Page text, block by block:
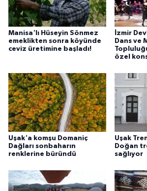
Manisa'lı Hüseyin Sönmez
emeklikten sonra köyünde
ceviz üretimine başladı!
İzmir
Dans ve
özel
Uşak'a komşu Domaniç
Dağları sonbaharın
renklerine büründü
Uşak
Doğan
sağlıyor